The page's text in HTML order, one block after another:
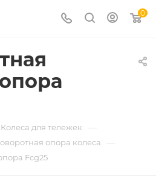
0
Колеса для тележек —
опора колеса —
Fcg25